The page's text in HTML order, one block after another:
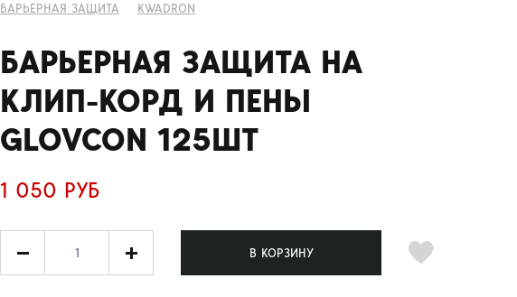
БАРЬЕРНАЯ ЗАЩИТА KWADRON
БАРЬЕРНАЯ ЗАЩИТА НА
КЛИП-КОРД И ПЕНЫ
GLOVCON 125ШТ
1 050 РУБ
В КОРЗИНУ